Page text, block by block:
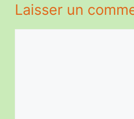
Laisser un